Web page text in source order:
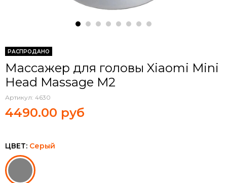
РАСПРОДАНО
Массажер для головы Xiaomi Mini
Head Massage M2
Артикул: 4630
4490.00 руб
ЦВЕТ: Серый